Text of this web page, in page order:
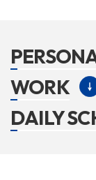
WORK
DAILY